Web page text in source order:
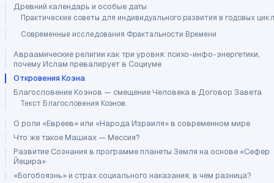
Древний календарь и особые даты
Практические советы для индивидуального развития в годовых
Современные исследования Фрактальности Времени
Авраамические религии как три уровня: психо-инфо-энергетики,
почему Ислам превалирует в Социуме
Откровения Коэна
Благословение Коэнов — смещение Человека в Договор Завета
Текст Благословения Коэнов.
О роли «Евреев» или «Народа Израиля» в современном мире
Что же такое Машиах — Мессия?
Развитие Сознания в программе планеты Земля на основе «Сефер
Йецира»
«Богобоязнь» и страх социального наказания, в чем разница?